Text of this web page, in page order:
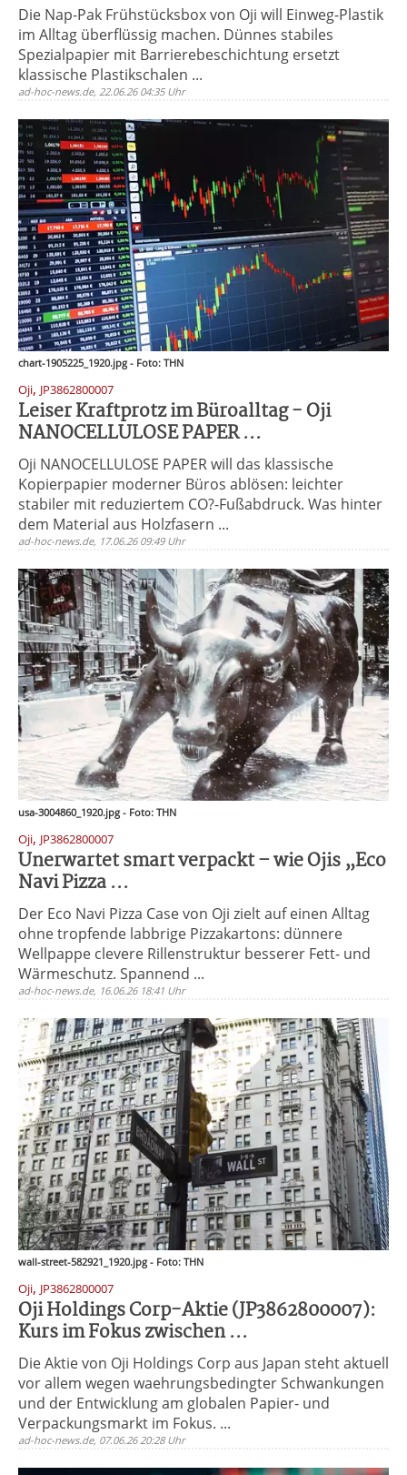
Die Nap-Pak Frühstücksbox von Oji will Einweg-Plastik
im Alltag überflüssig machen. Dünnes stabiles
Spezialpapier mit Barrierebeschichtung ersetzt
klassische Plastikschalen ...
ad-hoc-news.de, 22.06.26 04:35 Uhr
chart-1905225_1920.jpg - Foto: THN
Oji, JP3862800007
Leiser Kraftprotz im Büroalltag - Oji
NANOCELLULOSE PAPER ...
Oji NANOCELLULOSE PAPER will das klassische
Kopierpapier moderner Büros ablösen: leichter
stabiler mit reduziertem CO?-Fußabdruck. Was hinter
dem Material aus Holzfasern ...
ad-hoc-news.de, 17.06.26 09:49 Uhr
usa-3004860_1920.jpg - Foto: THN
Oji, JP3862800007
Unerwartet smart verpackt – wie Ojis „Eco
Navi Pizza ...
Der Eco Navi Pizza Case von Oji zielt auf einen Alltag
ohne tropfende labbrige Pizzakartons: dünnere
Wellpappe clevere Rillenstruktur besserer Fett- und
Wärmeschutz. Spannend ...
ad-hoc-news.de, 16.06.26 18:41 Uhr
wall-street-582921_1920.jpg - Foto: THN
Oji, JP3862800007
Oji Holdings Corp-Aktie (JP3862800007):
Kurs im Fokus zwischen ...
Die Aktie von Oji Holdings Corp aus Japan steht aktuell
vor allem wegen waehrungsbedingter Schwankungen
und der Entwicklung am globalen Papier- und
Verpackungsmarkt im Fokus. ...
ad-hoc-news.de, 07.06.26 20:28 Uhr